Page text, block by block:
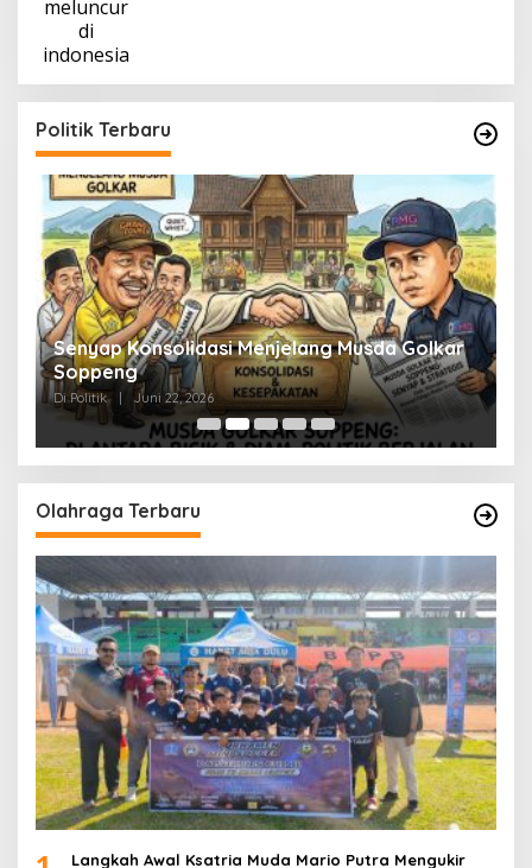
Politik Terbaru
Senyap Konsolidasi Menjelang Musda Golkar
Soppeng
Di Politik Juni 22, 2026
Olahraga Terbaru
Langkah Awal Ksatria Muda Mario Putra Mengukir